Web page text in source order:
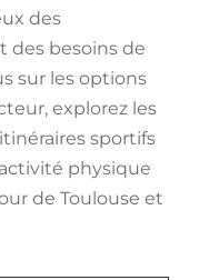
des
des besoins de
sur les options
explorez les
sportifs
physique
de Toulouse et